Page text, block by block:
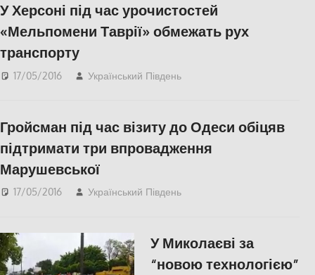
У Херсоні під час урочистостей
«Мельпомени Таврії» обмежать рух
транспорту
17/05/2016 Український Південь
Гройсман під час візиту до Одеси обіцяв
підтримати три впровадження
Марушевської
17/05/2016 Український Південь
У Миколаєві за
“новою технологією”